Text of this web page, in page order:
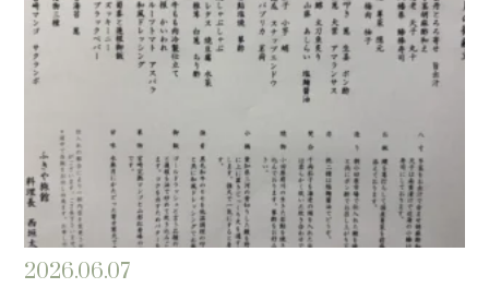
2026.06.07